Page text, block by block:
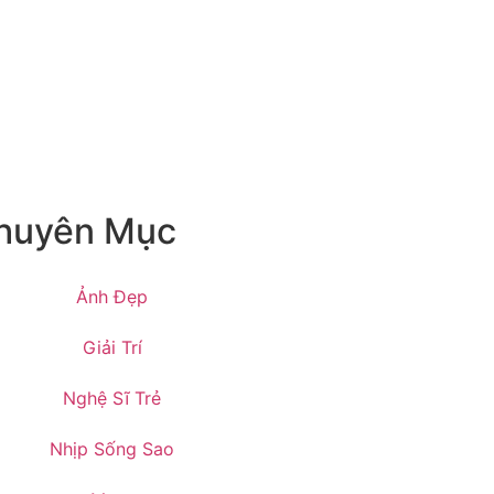
Mục
Ảnh Đẹp
Giải Trí
Nghệ Sĩ Trẻ
Nhịp Sống Sao